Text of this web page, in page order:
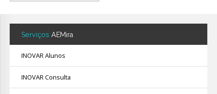
Serviços AEMira
INOVAR Alunos
INOVAR Consulta